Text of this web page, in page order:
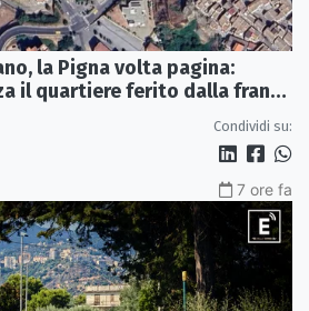
la Pigna volta pagina:
il quartiere ferito dalla frana
Condividi su:
7 ore fa